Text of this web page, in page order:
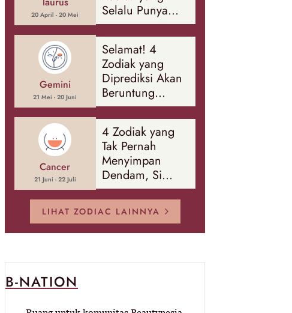
20 April - 20 Mei
Selalu Punya
Rencana
Cadangan Soal
Banyak Hal
Gemini
21 Mei - 20 Juni
Selamat! 4
Zodiak yang
Diprediksi Akan
Beruntung
Sepanjang
Agustus 2026
Cancer
21 Juni - 22 Juli
4 Zodiak yang
Tak Pernah
Menyimpan
Dendam, Si
Paling Mudah
Memaafkan!
LIHAT ZODIAC LAINNYA
B-NATION